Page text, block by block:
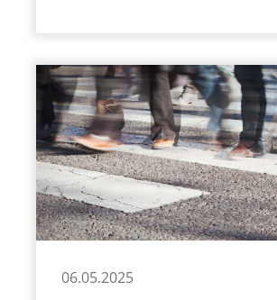
06.05.2025